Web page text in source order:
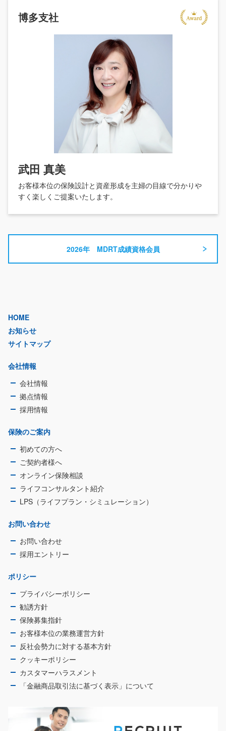
博多支社
武田 真美
お客様本位の保険設計と資産形成を主婦の目線で分かりや
すく楽しくご提案いたします。
2026年 MDRT成績資格会員
HOME
お知らせ
サイトマップ
会社情報
会社情報
拠点情報
採用情報
保険のご案内
初めての方へ
ご契約者様へ
オンライン保険相談
ライフコンサルタント紹介
LPS（ライフプラン・シミュレーション）
お問い合わせ
お問い合わせ
採用エントリー
ポリシー
プライバシーポリシー
勧誘方針
保険募集指針
お客様本位の業務運営方針
反社会勢力に対する基本方針
クッキーポリシー
カスタマーハラスメント
「金融商品取引法に基づく表示」について